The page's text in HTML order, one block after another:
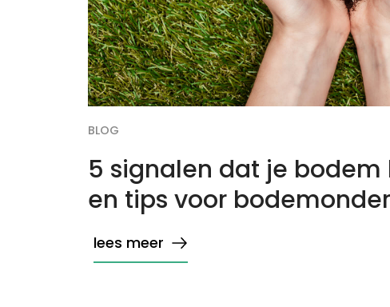
BLOG
5 signalen dat je
en tips voor
lees meer